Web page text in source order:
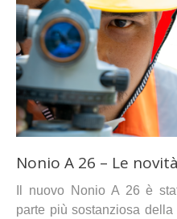
Nonio A 26 – Le novità
Il nuovo Nonio A 26 è
parte più sostanziosa